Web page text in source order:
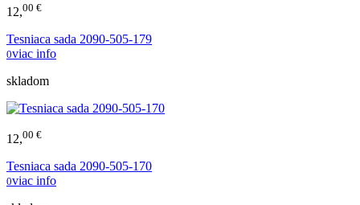
12,00 €
Tesniaca sada 2090-505-179
0viac info
skladom
12,00 €
Tesniaca sada 2090-505-170
0viac info